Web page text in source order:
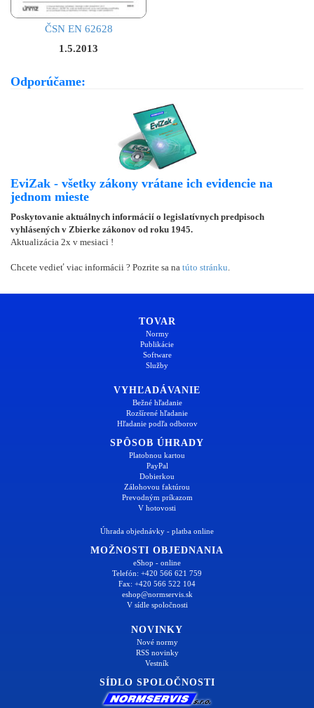
ČSN EN 62628
1.5.2013
Odporúčame:
EviZak - všetky zákony vrátane ich evidencie na
jednom mieste
Poskytovanie aktuálnych informácií o legislatívnych predpisoch
vyhlásených v Zbierke zákonov od roku 1945.
Aktualizácia 2x v mesiaci !
Chcete vedieť viac informácii ? Pozrite sa na túto stránku
TOVAR
Normy
Publikácie
Software
Služby
VYHĽADÁVANIE
Bežné hľadanie
Rozšírené hľadanie
Hľadanie podľa odborov
SPÔSOB ÚHRADY
Platobnou kartou
PayPal
Dobierkou
Zálohovou faktúrou
Prevodným príkazom
V hotovosti
Úhrada objednávky - platba online
MOŽNOSTI OBJEDNANIA
eShop - online
Telefón: +420 566 621 759
Fax: +420 566 522 104
eshop@normservis.sk
V sídle spoločnosti
NOVINKY
Nové normy
RSS novinky
Vestník
SÍDLO SPOLOČNOSTI